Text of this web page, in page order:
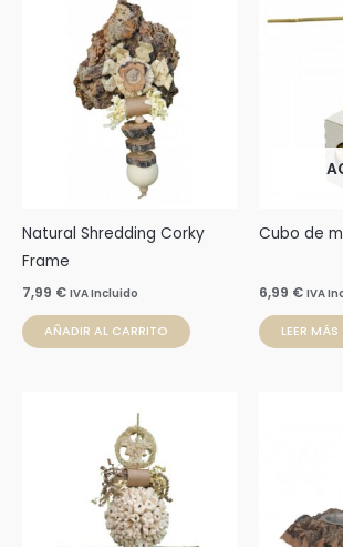
Natural Shredding Corky
Frame
7,99 € IVA Incluido
AÑADIR AL CARRITO
Cubo de
6,99 € IVA
LEER MÁS